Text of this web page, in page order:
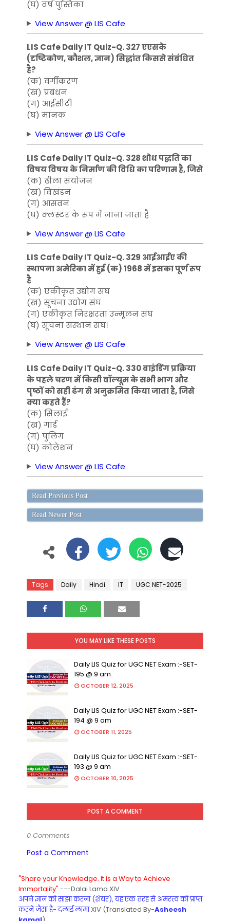
(घ) वर्ष पुस्तिका
View Answer @ LIS Cafe
LIS Cafe Daily IT Quiz-Q. 327 एएसके
(दृष्टिकोण, कौशल, ज्ञान) सिद्धांत किससे संबंधित
है?
(क) वर्गीकरण
(ख) प्रबंधन
(ग) आईसीटी
(घ) मानक
View Answer @ LIS Cafe
LIS Cafe Daily IT Quiz-Q. 328 शोध पद्धति का
विषय विषय के निर्माण की विधि का परिणाम है, जिसे
(क) ढीला संयोजन
(ख) विखंडन
(ग) आसवन
(घ) क्लस्टर के रूप में जाना जाता है
View Answer @ LIS Cafe
LIS Cafe Daily IT Quiz-Q. 329 आईआईए की
स्थापना अमेरिका में हुई (क) 1968 में इसका पूर्ण रूप
है
(क) एकीकृत उद्योग संघ
(ख) सूचना उद्योग संघ
(ग) एकीकृत निरक्षरता उन्मूलन संघ
(घ) सूचना संस्थान संघ।
View Answer @ LIS Cafe
LIS Cafe Daily IT Quiz-Q. 330 बाइंडिंग प्रक्रिया
के पहले चरण में किसी वॉल्यूम के सभी भाग और
पृष्ठों को सही ढंग से अनुक्रमित किया जाता है, जिसे
क्या कहते हैं?
(क) सिलाई
(ख) गार्ड
(ग) पुलिंग
(घ) कोलेशन
View Answer @ LIS Cafe
Read Previous Post
Read Newer Post
Tags Daily Hindi IT UGC NET-2025
YOU MAY LIKE THESE POSTS
Daily LIS Quiz for UGC NET Exam :-SET-
195 @ 9 am
OCTOBER 12, 2025
Daily LIS Quiz for UGC NET Exam :-SET-
194 @ 9 am
OCTOBER 11, 2025
Daily LIS Quiz for UGC NET Exam :-SET-
193 @ 9 am
OCTOBER 10, 2025
POST A COMMENT
0 Comments
Post a Comment
"Share your Knowledge. It is a Way to Achieve
Immortality".---Dalai Lama XIV
अपने ज्ञान को साझा करना (शेयर), यह एक तरह से अमरत्व को प्राप्त
करने जैसा है- दलाई लामाXIV (Translated By-Asheesh